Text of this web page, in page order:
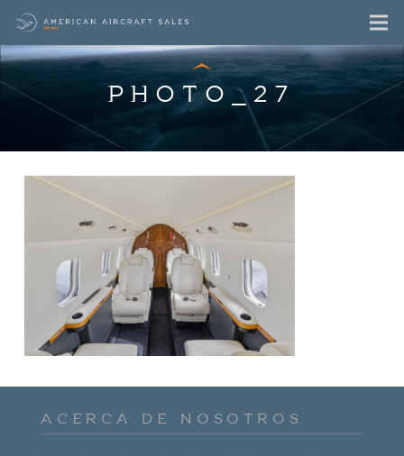
PHOTO_27
ACERCA DE NOSOTROS